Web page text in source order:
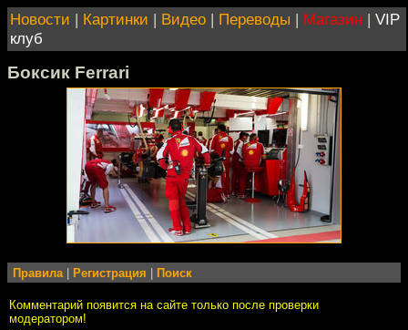
Новости | Картинки | Видео | Переводы | Магазин | VIP
клуб
Боксик Ferrari
Правила Регистрация Поиск
Комментарий появится на сайте только после проверки
модератором!